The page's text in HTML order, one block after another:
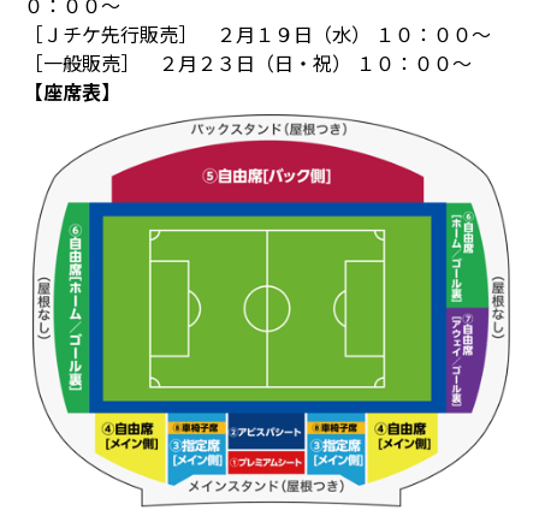
［Ｊチケ先行販売］ ２月１９日（水） １０：００～
［一般販売］ ２月２３日（日・祝） １０：００～
【座席表】